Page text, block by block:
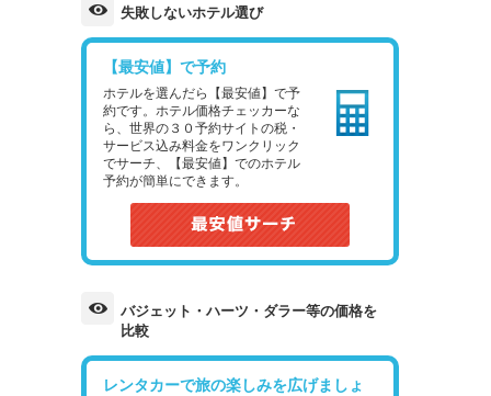
失敗しないホテル選び
【最安値】で予約
ホテルを選んだら【最安値】で予
約です。ホテル価格チェッカーな
ら、世界の３０予約サイトの税・
サービス込み料金をワンクリック
でサーチ、【最安値】でのホテル
予約が簡単にできます。
バジェット・ハーツ・ダラー等の価格を
比較
レンタカーで旅の楽しみを広げましょ